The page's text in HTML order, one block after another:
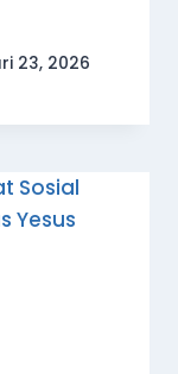
23, 2026